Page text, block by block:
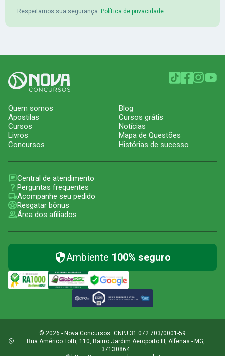
Respeitamos sua segurança. Política de privacidade
Quem somos
Apostilas
Cursos
Livros
Concursos
Blog
Cursos grátis
Notícias
Mapa de Questões
Histórias de sucesso
Central de atendimento
Perguntas frequentes
Acompanhe seu pedido
Resgatar bônus
Área dos afiliados
Ambiente 100% seguro
© 2026 - Nova Concursos. CNPJ 31.072.703/0001-59
Rua Américo Totti, 110, Bairro Jardim Aeroporto III, Alfenas - MG,
37130864